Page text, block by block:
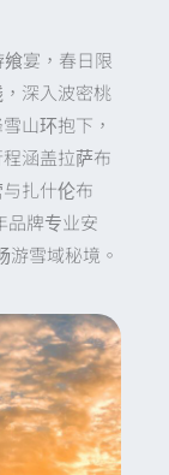
宴，春日限
深入波密桃
山环抱下，
涵盖拉萨布
扎什伦布
品牌专业安
雪域秘境。